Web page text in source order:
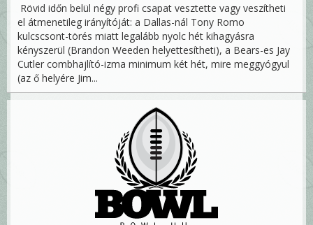
Rövid időn belül négy profi csapat vesztette vagy veszítheti
el átmenetileg irányítóját: a Dallas-nál Tony Romo
kulcscsont-törés miatt legalább nyolc hét kihagyásra
kényszerül (Brandon Weeden helyettesítheti), a Bears-es Jay
Cutler combhajlító-izma minimum két hét, mire meggyógyul
(az ő helyére Jim...